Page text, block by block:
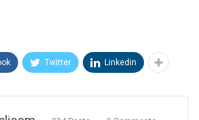
Twitter Linkedin